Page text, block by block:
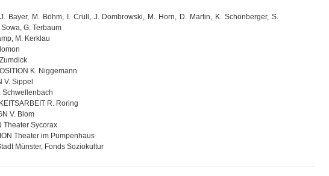
Bayer, M. Böhm, I. Crüll, J. Dombrowski, M. Horn, D. Martin, K. Schönberger, S.
G. Terbaum
M. Kerklau
K. Niggemann
V. Sippel
Schwellenbach
R. Roring
V. Blom
Theater Sycorax
Theater im Pumpenhaus
Münster, Fonds Soziokultur